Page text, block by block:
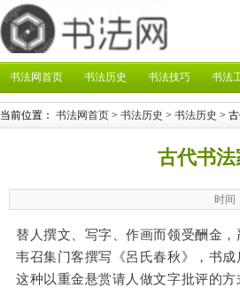
书法网首页 书法历史 书法技巧 书法
当前位置： 书法网首页 > 书法历史 > 书法历史 >
古代书法
时间
替人撰文、写字、作画而领受酬金，
韦召集门客撰写《呂氏春秋》，书
这种以重金悬赏请人做文字批评的方